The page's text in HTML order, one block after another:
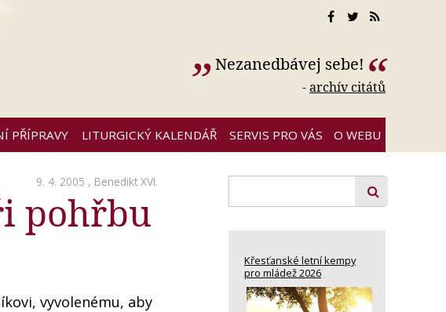
Nezanedbávej sebe!
-archív citátů
PŘÍPRAVY LITURGICKÝ KALENDÁŘ SERVIS PRO VÁS O WEBU
9. 4. 2005 , Benedikt XVI.
pohřbu
vyvolenému, aby
Křesťanské letní kempy
pro mládež 2026